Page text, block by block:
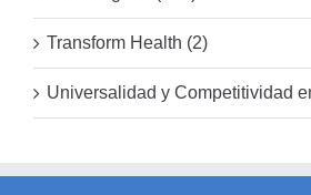
Transform Health (2)
Universalidad y Competitividad